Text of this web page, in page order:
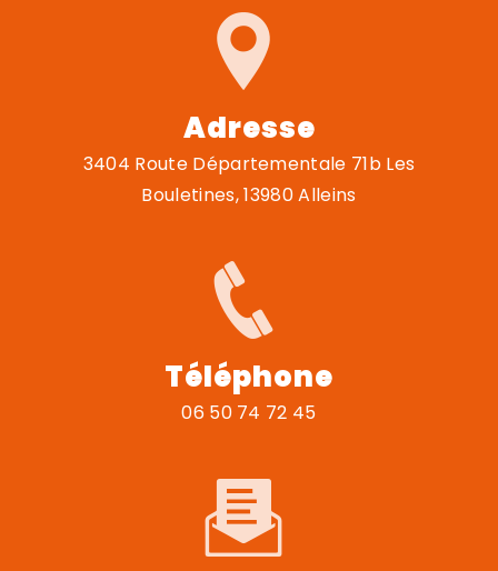
Adresse
3404 Route Départementale 71b Les
Bouletines, 13980 Alleins
Téléphone
06 50 74 72 45